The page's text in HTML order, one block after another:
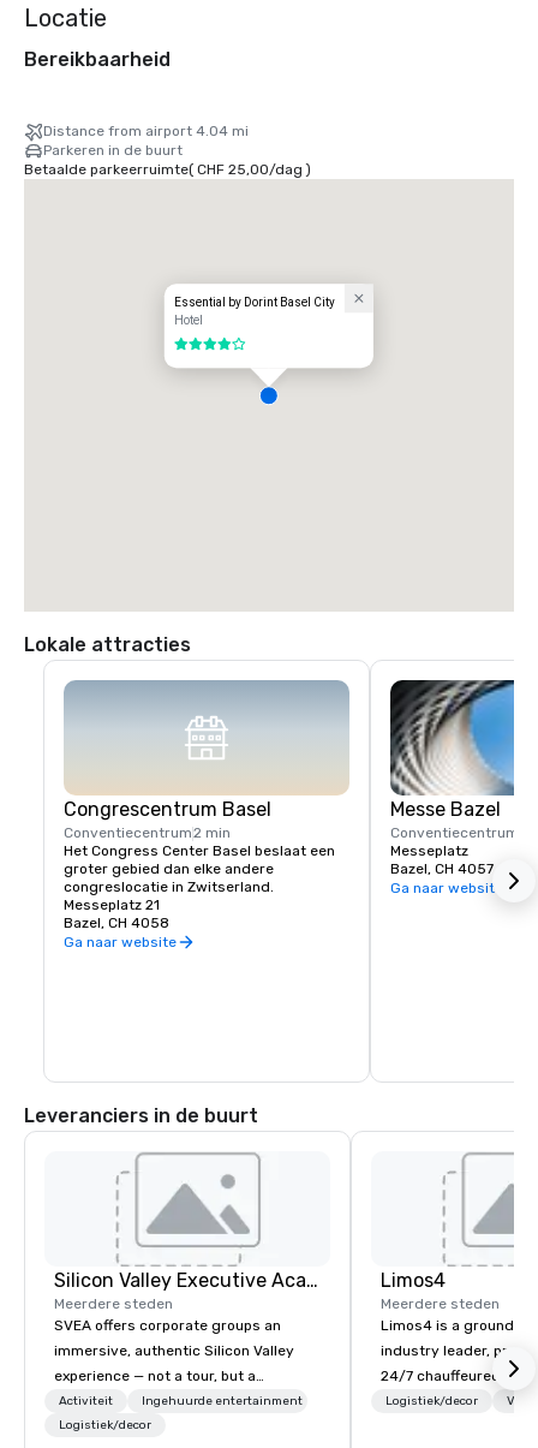
Locatie
Bereikbaarheid
Distance from airport 4.04 mi
Parkeren in de buurt
Betaalde parkeerruimte( CHF 25,00/dag )
Essential by Dorint Basel City
Hotel
4 van 5
Lokale attracties
Congrescentrum Basel
Conventiecentrum2 min
Het Congress Center Basel beslaat een
groter gebied dan elke andere
congreslocatie in Zwitserland.
Messeplatz 21
Bazel, CH 4058
Ga naar website
Messe Bazel
Conventiecentrum
Messeplatz
Bazel, CH 4057
Ga naar website
Leveranciers in de buurt
Silicon Valley Executive Academy
Meerdere steden
SVEA offers corporate groups an
immersive, authentic Silicon Valley
experience — not a tour, but a
transformation. We design and
facilitate custom executive innovation
Activiteit
Ingehuurde entertainment
Logistiek/decor
Limos4
Meerdere steden
Limos4 is a ground
industry leader,
24/7 chauffeured
200+ cities, 60+
Logistiek/decor